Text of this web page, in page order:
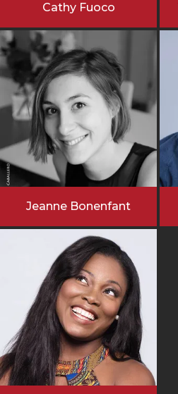
Cathy Fuoco
Jeanne Bonenfant